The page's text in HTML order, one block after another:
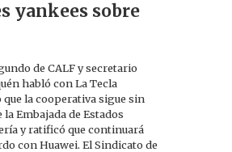
yankees sobre
de CALF y secretario
habló con La Tecla
la cooperativa sigue sin
Embajada de Estados
y ratificó que continuará
con Huawei. El Sindicato de